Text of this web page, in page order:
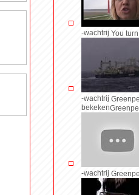
-wachtrij You
-wachtrij
bekeken
-wachtrij